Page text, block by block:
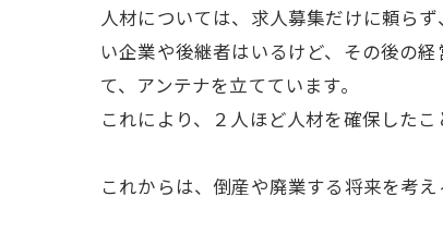
人材については、求人募集だけに頼ら
い企業や後継者はいるけど、その後の
て、アンテナを立てています。
これにより、２人ほど人材を確保したこ
これからは、倒産や廃業する将来を考